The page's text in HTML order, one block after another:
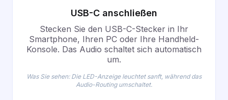
USB-C anschließen
Stecken Sie den USB-C-Stecker in Ihr
Smartphone, Ihren PC oder Ihre Handheld-
Konsole. Das Audio schaltet sich automatisch
um.
Was Sie sehen: Die LED-Anzeige leuchtet sanft, während das
Audio-Routing umschaltet.